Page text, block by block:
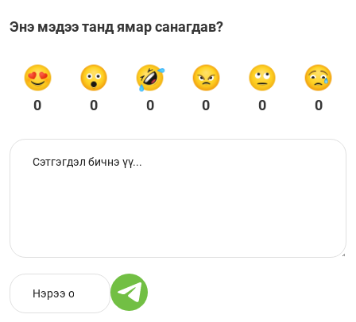
Энэ мэдээ танд ямар санагдав?
0 0 0 0 0 0